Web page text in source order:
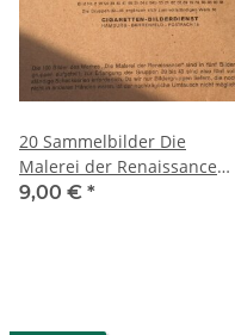
20 Sammelbilder Die
Malerei der Renaissance
Gr.39
9,00 € *